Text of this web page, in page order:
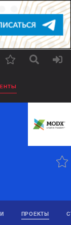
ПРОЕКТЫ